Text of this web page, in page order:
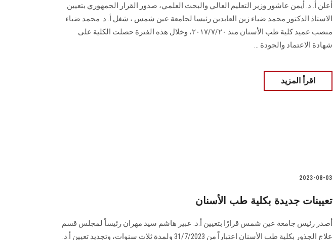
أعلن أ. د. أيمن عاشور وزير التعليم العالي والبحث العلمي، صدور القرار الجمهوري بتعيين
الاستاذ الدكتور محمد ضياء زين العابدين رئيسا لجامعة عين شمس ، شغل أ. د. محمد ضياء
منصب عميد كلية طب الأسنان منذ ۲۰۱۷/۷/۲۰، وخلال هذه الفترة حصلت الكلية على
شهادة الاعتماد والجودة ...
اقرأ المزيد
2023-08-03
تعيينات جديدة بكلية طب الأسنان
أصدر رئيس جامعة عين شمس قرارًا بتعيين أ.د. عبير هاشم سيد مهران رئيساً لمجلس قسم
علاج الجذور بكلية طب الأسنان اعتباراً من 31/7/2023 ولمدة ثلاث سنوات، وتجديد تعيين أ.د.